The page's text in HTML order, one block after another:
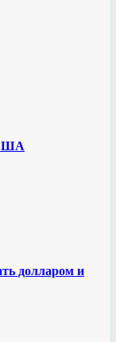
долларом и